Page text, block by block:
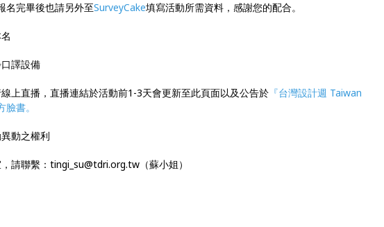
名完畢後也請另外至SurveyCake填寫活動所需資料，感謝您的配合。
譯設備
上直播，直播連結於活動前1-3天會更新至此頁面以及公告於 『台灣設計週 Taiwan
臉書。
動之權利
請聯繫：tingi_su@tdri.org.tw（蘇小姐）